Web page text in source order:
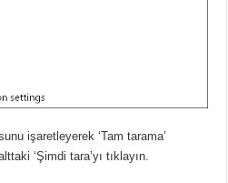
işaretleyerek ‘Tam tarama’
‘Şimdi tara’yı tıklayın.